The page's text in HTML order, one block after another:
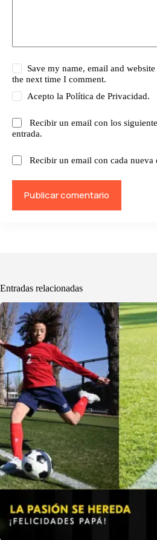
Save my name, email and
the next time I comment.
Acepto laPolítica de Privacidad.
Recibir un email con los
entrada.
Recibir un email con cada nueva
Publicar comentario
Entradas relacionadas